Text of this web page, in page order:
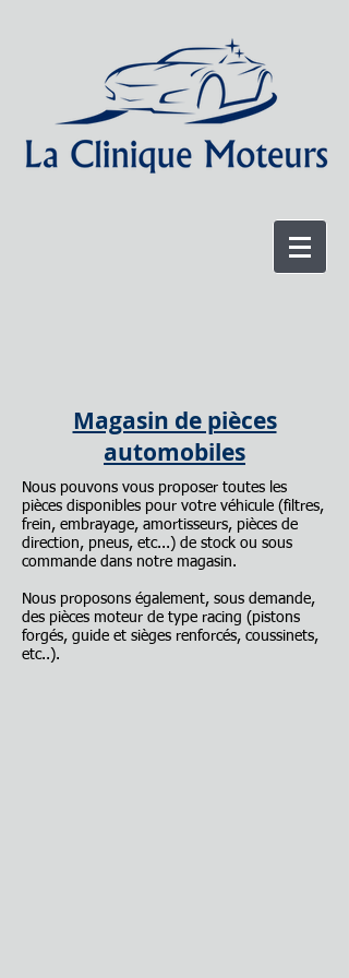
Magasin de pièces
automobiles
Nous pouvons vous proposer toutes les
pièces disponibles pour votre véhicule (filtres,
frein, embrayage, amortisseurs, pièces de
direction, pneus, etc...) de stock ou sous
commande dans notre magasin.
Nous proposons également, sous demande,
des pièces moteur de type racing (pistons
forgés, guide et sièges renforcés, coussinets,
etc..).